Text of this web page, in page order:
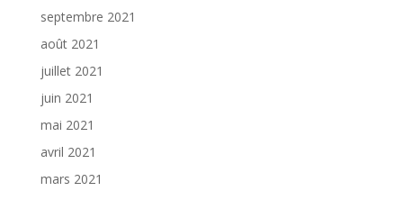
septembre 2021
août 2021
juillet 2021
juin 2021
mai 2021
avril 2021
mars 2021